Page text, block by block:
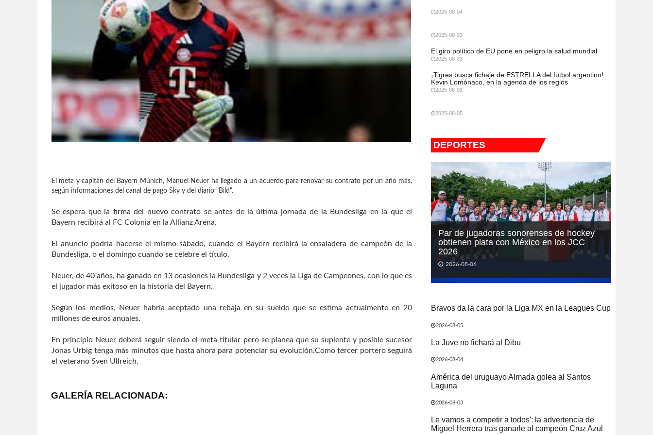
El meta y capitán del Bayern Múnich, Manuel Neuer ha llegado a un acuerdo para renovar su contrato por un año más,
según informaciones del canal de pago Sky y del diario "Bild".
Se espera que la firma del nuevo contrato se antes de la última jornada de la Bundesliga en la que el
Bayern recibirá al FC Colonia en la Allianz Arena.
El anuncio podría hacerse el mismo sábado, cuando el Bayern recibirá la ensaladera de campeón de la
Bundesliga, o el domingo cuando se celebre el título.
Neuer, de 40 años, ha ganado en 13 ocasiones la Bundesliga y 2 veces la Liga de Campeones, con lo que es
el jugador más exitoso en la historia del Bayern.
Según los medios, Neuer habría aceptado una rebaja en su sueldo que se estima actualmente en 20
millones de euros anuales.
En principio Neuer deberá seguir siendo el meta titular pero se planea que su suplente y posible sucesor
Jonas Urbig tenga más minutos que hasta ahora para potenciar su evolución.Como tercer portero seguirá
el veterano Sven Ullreich.
GALERÍA RELACIONADA:
2025-08-04
2025-08-03
El giro político de EU pone en peligro la salud mundial
2025-08-03
¡Tigres busca fichaje de ESTRELLA del futbol argentino!
Kevin Lomónaco, en la agenda de los regios
2025-08-03
2025-08-05
DEPORTES
Par de jugadoras sonorenses de hockey
obtienen plata con México en los JCC
2026
2026-08-06
Bravos da la cara por la Liga MX en la Leagues Cup
2026-08-05
La Juve no fichará al Dibu
2026-08-04
América del uruguayo Almada golea al Santos
Laguna
2026-08-03
Le vamos a competir a todos': la advertencia de
Miguel Herrera tras ganarle al campeón Cruz Azul